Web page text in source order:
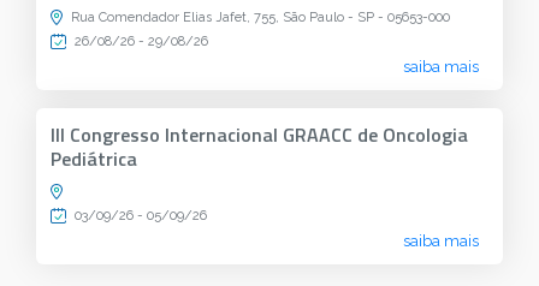
Rua Comendador Elias Jafet, 755, São Paulo - SP - 05653-000
26/08/26 - 29/08/26
saiba mais
III Congresso Internacional GRAACC de Oncologia
Pediátrica
03/09/26 - 05/09/26
saiba mais